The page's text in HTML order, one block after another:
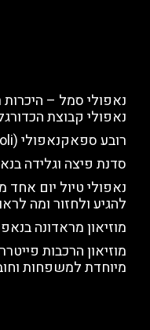
נאפולי סמל –
נאפולי קבוצת
רובע ספאקנאפולי (Spaccanapoli)
סדנת פיצה וגלידה
נאפולי טיול יום אחד
להגיע ולחזור ומה
מוזיאון מראדונה
מוזיאון הרכבות
מיוחדת למשפחות